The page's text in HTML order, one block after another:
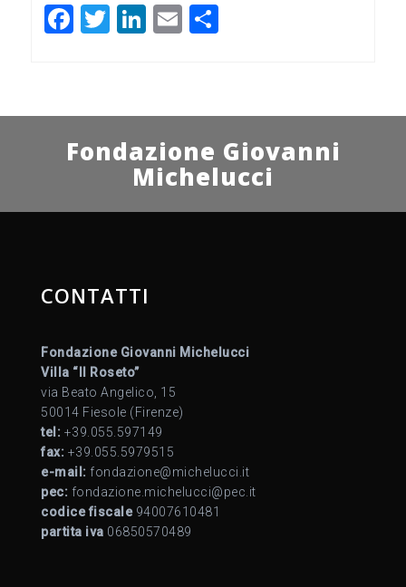
F
b
o
k
T
Li
n
E
vi
di
Fondazione Giovanni
Michelucci
CONTATTI
Fondazione Giovanni Michelucci
Villa “Il Roseto”
via Beato Angelico, 15
50014 Fiesole (Firenze)
tel: +39.055.597149
fax: +39.055.5979515
e-mail: fondazione@michelucci.it
pec: fondazione.michelucci@pec.it
codice fiscale94007610481
partita iva 06850570489